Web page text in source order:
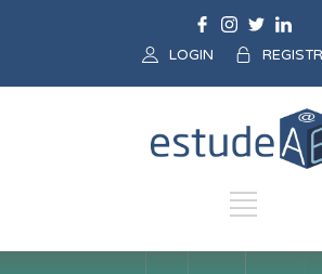
LOGIN